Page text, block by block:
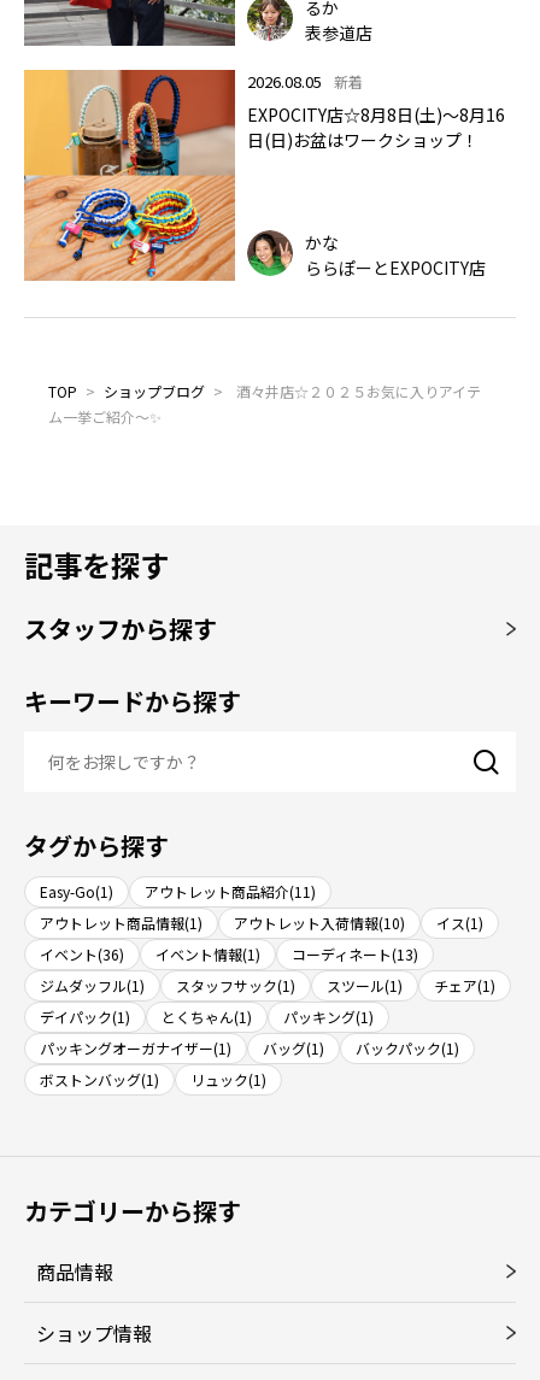
るか
表参道店
2026.08.05 新着
EXPOCITY店☆8月8日(土)～8月16
日(日)お盆はワークショップ！
かな
ららぽーとEXPOCITY店
TOP > ショップブログ >
酒々井店☆２０２５お気に入りアイテ
ム一挙ご紹介～✨
記事を探す
スタッフから探す
キーワードから探す
タグから探す
Easy-Go(1)
アウトレット商品紹介(11)
アウトレット商品情報(1)
アウトレット入荷情報(10)
イス(1)
イベント(36)
イベント情報(1)
コーディネート(13)
ジムダッフル(1)
スタッフサック(1) スツール(1)
チェア(1)
デイパック(1)
とくちゃん(1)
パッキング(1)
パッキングオーガナイザー(1)
バッグ(1)
バックパック(1)
ボストンバッグ(1)
リュック(1)
カテゴリーから探す
商品情報
ショップ情報